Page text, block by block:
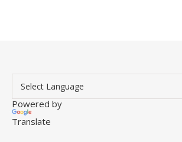
Powered by
Translate